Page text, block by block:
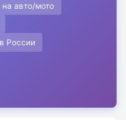
авто/мото
России